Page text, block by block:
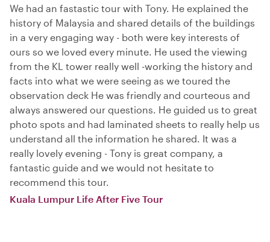
We had an fastastic tour with Tony. He explained the
history of Malaysia and shared details of the buildings
in a very engaging way - both were key interests of
ours so we loved every minute. He used the viewing
from the KL tower really well -working the history and
facts into what we were seeing as we toured the
observation deck He was friendly and courteous and
always answered our questions. He guided us to great
photo spots and had laminated sheets to really help us
understand all the information he shared. It was a
really lovely evening - Tony is great company, a
fantastic guide and we would not hesitate to
recommend this tour.
Kuala Lumpur Life After Five Tour